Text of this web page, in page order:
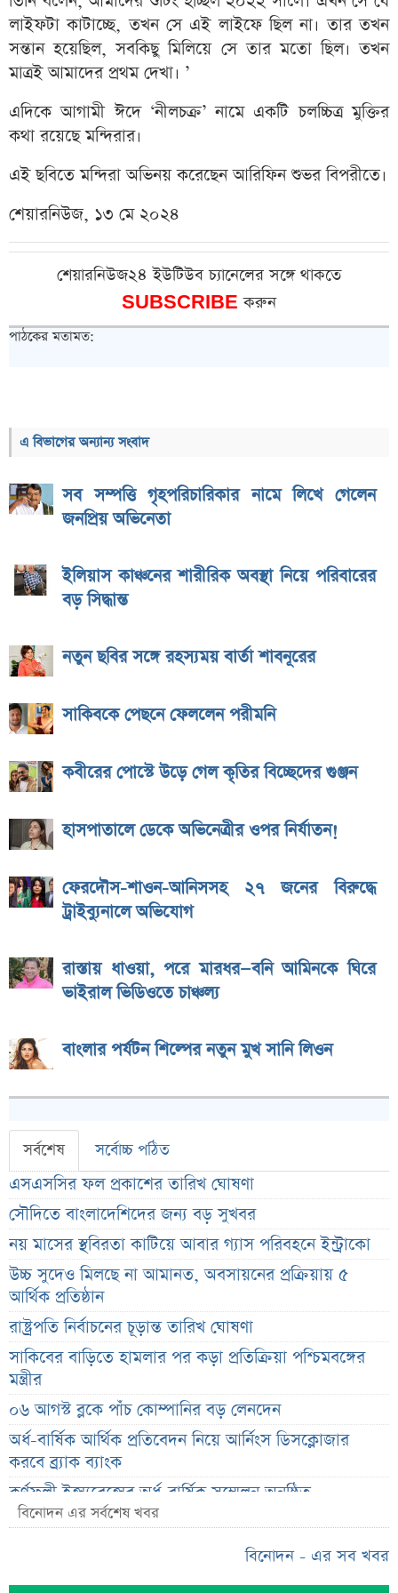
লাইফটা কাটাচ্ছে, তখন সে এই লাইফে ছিল না। তার তখন
সন্তান হয়েছিল, সবকিছু মিলিয়ে সে তার মতো ছিল। তখন
মাত্রই আমাদের প্রথম দেখা। ’
এদিকে আগামী ঈদে ‘নীলচক্র’ নামে একটি চলচ্চিত্র মুক্তির
কথা রয়েছে মন্দিরার।
এই ছবিতে মন্দিরা অভিনয় করেছেন আরিফিন শুভর বিপরীতে।
শেয়ারনিউজ, ১৩ মে ২০২৪
শেয়ারনিউজ২৪ ইউটিউব চ্যানেলের সঙ্গে থাকতে
SUBSCRIBEকরুন
পাঠকের মতামত:
এ বিভাগের অন্যান্য সংবাদ
সব সম্পত্তি গৃহপরিচারিকার নামে লিখে গেলেন
জনপ্রিয় অভিনেতা
ইলিয়াস কাঞ্চনের শারীরিক অবস্থা নিয়ে পরিবারের
বড় সিদ্ধান্ত
নতুন ছবির সঙ্গে রহস্যময় বার্তা শাবনূরের
সাকিবকে পেছনে ফেললেন পরীমনি
কবীরের পোস্টে উড়ে গেল কৃতির বিচ্ছেদের গুঞ্জন
হাসপাতালে ডেকে অভিনেত্রীর ওপর নির্যাতন!
ফেরদৌস-শাওন-আনিসসহ ২৭ জনের বিরুদ্ধে
ট্রাইব্যুনালে অভিযোগ
রাস্তায় ধাওয়া, পরে মারধর—বনি আমিনকে ঘিরে
ভাইরাল ভিডিওতে চাঞ্চল্য
বাংলার পর্যটন শিল্পের নতুন মুখ সানি লিওন
সর্বশেষ সর্বোচ্চ পঠিত
এসএসসির ফল প্রকাশের তারিখ ঘোষণা
সৌদিতে বাংলাদেশিদের জন্য বড় সুখবর
নয় মাসের স্থবিরতা কাটিয়ে আবার গ্যাস পরিবহনে ইন্ট্রাকো
উচ্চ সুদেও মিলছে না আমানত, অবসায়নের প্রক্রিয়ায় ৫
আর্থিক প্রতিষ্ঠান
রাষ্ট্রপতি নির্বাচনের চূড়ান্ত তারিখ ঘোষণা
সাকিবের বাড়িতে হামলার পর কড়া প্রতিক্রিয়া পশ্চিমবঙ্গের
মন্ত্রীর
০৬ আগস্ট ব্লকে পাঁচ কোম্পানির বড় লেনদেন
অর্ধ-বার্ষিক আর্থিক প্রতিবেদন নিয়ে আর্নিংস ডিসক্লোজার
করবে ব্র্যাক ব্যাংক
কর্ণফুলী ইন্স্যুরেন্সের অর্ধ-বার্ষিক সম্মেলন অনুষ্ঠিত
৭৫ হাজার ২৮৩ শেয়ার মনোনীত উত্তরাধিকারীর নামে
বিনোদন এর সর্বশেষ খবর
বিনোদন - এর সব খবর